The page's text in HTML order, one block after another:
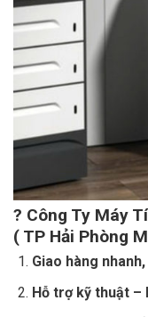
? Công Ty Máy
( TP Hải Phòng
Giao hàng
Hỗ trợ kỹ thuật –